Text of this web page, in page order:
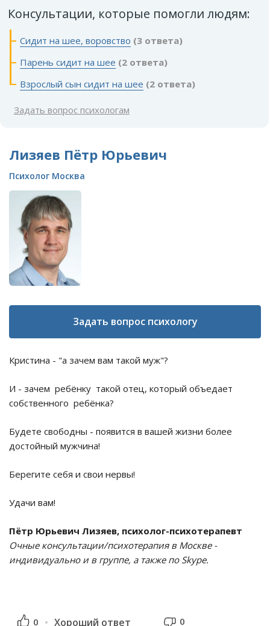
Консультации, которые помогли людям:
Сидит на шее, воровство (3 ответа)
Парень сидит на шее (2 ответа)
Взрослый сын сидит на шее (2 ответа)
Задать вопрос психологам
Лизяев Пётр Юрьевич
Психолог Москва
Задать вопрос психологу
Кристина - "а зачем вам такой муж"?
И - зачем ребёнку такой отец, который объедает
собственного ребёнка?
Будете свободны - появится в вашей жизни более
достойный мужчина!
Берегите себя и свои нервы!
Удачи вам!
Пётр Юрьевич Лизяев, психолог-психотерапевт
Очные консультации/психотерапия в Москве -
индивидуально и в группе, а также по Skype.
0 Хороший ответ 0